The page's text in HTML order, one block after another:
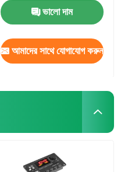
ভালো দাম
আমাদের সাথে যোগাযোগ করুন